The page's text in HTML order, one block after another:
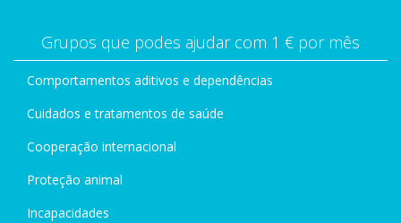
Grupos que podes ajudar com 1 € por mês
Comportamentos aditivos e dependências
Cuidados e tratamentos de saúde
Cooperação internacional
Proteção animal
Incapacidades